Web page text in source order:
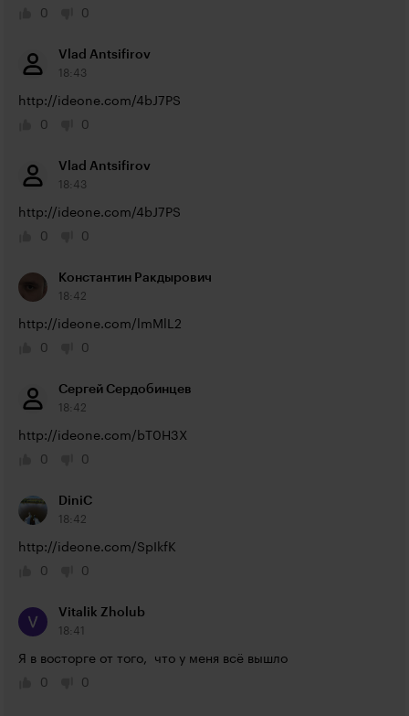
0 0
Vlad Antsifirov
18:43
http://ideone.com/4bJ7PS
0
0
Vlad Antsifirov
18:43
http://ideone.com/4bJ7PS
0
0
Константин Ракдырович
18:42
http://ideone.com/lmMlL2
0
0
Сергей Сердобинцев
18:42
http://ideone.com/bT0H3X
0
0
DiniC
18:42
http://ideone.com/SpIkfK
0
0
Vitalik Zholub
18:41
Я в восторге от того,  что у меня всё вышло
0
0